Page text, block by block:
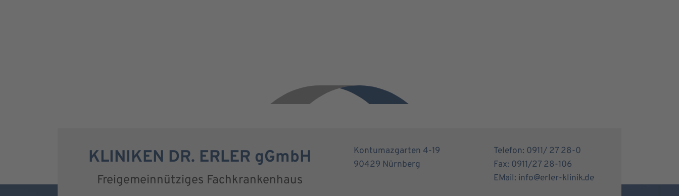
KLINIKEN DR. ERLER gGmbH
Freigemeinnütziges Fachkrankenhaus
Kontumazgarten 4-19
90429 Nürnberg
Telefon: 0911/ 27 28-0
Fax: 0911/27 28-106
EMail: info@erler-klinik.de